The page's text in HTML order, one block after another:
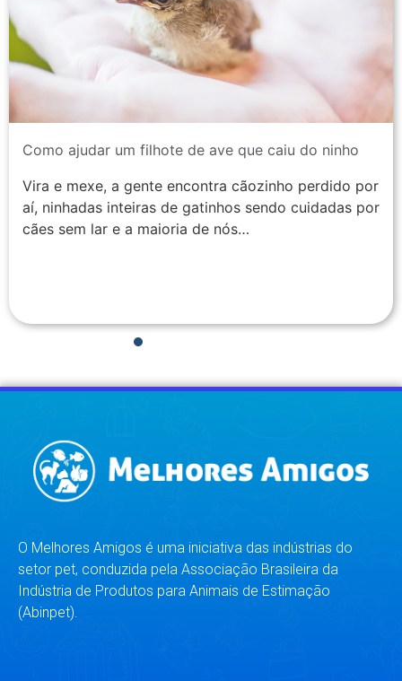
Como ajudar um filhote de ave que caiu do ninho
Vira e mexe, a gente encontra cãozinho perdido por
aí, ninhadas inteiras de gatinhos sendo cuidadas por
cães sem lar e a maioria de nós…
O Melhores Amigos é uma iniciativa das indústrias do
setor pet, conduzida pela Associação Brasileira da
Indústria de Produtos para Animais de Estimação
(Abinpet).